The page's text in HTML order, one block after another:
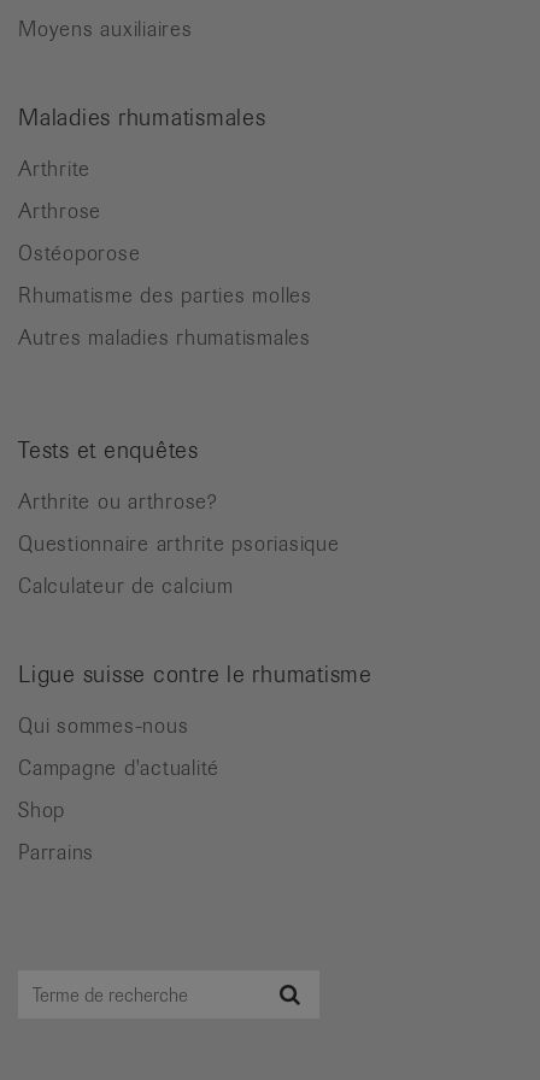
Moyens auxiliaires
Maladies rhumatismales
Arthrite
Arthrose
Ostéoporose
Rhumatisme des parties molles
Autres maladies rhumatismales
Tests et enquêtes
Arthrite ou arthrose?
Questionnaire arthrite psoriasique
Calculateur de calcium
Ligue suisse contre le rhumatisme
Qui sommes-nous
Campagne d'actualité
Shop
Parrains
Terme